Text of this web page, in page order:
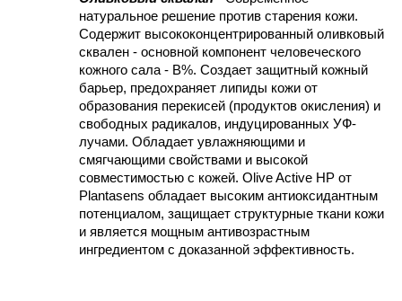
натуральное решение против старения кожи.
Содержит высококонцентрированный оливковый
сквален - основной компонент человеческого
кожного сала - В%. Создает защитный кожный
барьер, предохраняет липиды кожи от
образования перекисей (продуктов окисления) и
свободных радикалов, индуцированных УФ-
лучами. Обладает увлажняющими и
смягчающими свойствами и высокой
совместимостью с кожей. Olive Active HP от
Plantasens обладает высоким антиоксидантным
потенциалом, защищает структурные ткани кожи
и является мощным антивозрастным
ингредиентом с доказанной эффективность.